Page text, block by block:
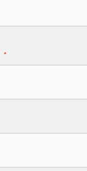
*